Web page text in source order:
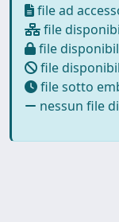
file ad
file
file
file
file sotto
nessun file